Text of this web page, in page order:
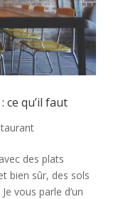
ce qu’il faut
des plats
bien sûr, des sols
vous parle d’un